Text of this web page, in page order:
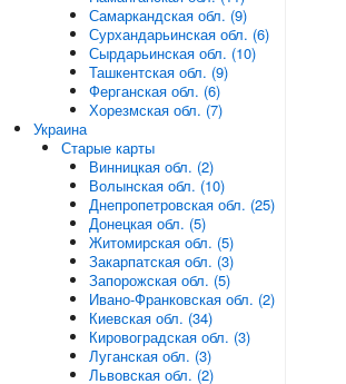
Самаркандская обл. (9)
Сурхандарьинская обл. (6)
Сырдарьинская обл. (10)
Ташкентская обл. (9)
Ферганская обл. (6)
Хорезмская обл. (7)
Украина
Старые карты
Винницкая обл. (2)
Волынская обл. (10)
Днепропетровская обл. (25)
Донецкая обл. (5)
Житомирская обл. (5)
Закарпатская обл. (3)
Запорожская обл. (5)
Ивано-Франковская обл. (2)
Киевская обл. (34)
Кировоградская обл. (3)
Луганская обл. (3)
Львовская обл. (2)